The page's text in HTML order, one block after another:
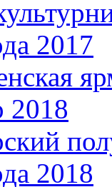
2017
2018
2018